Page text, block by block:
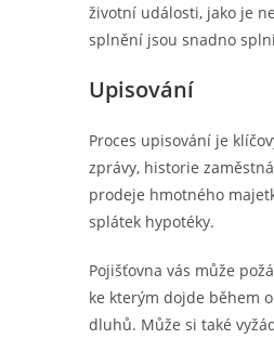
životní události, jako je
splnění jsou snadno
Upisování
Proces upisování je
zprávy, historie
prodeje hmotného
splátek hypotéky.
Pojišťovna vás může
ke kterým dojde během
dluhů. Může si také